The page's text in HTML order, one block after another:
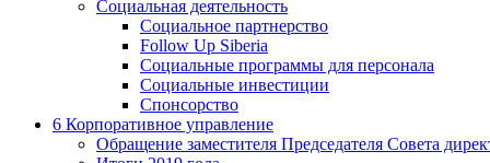
Социальная деятельность
Социальное партнерство
Follow Up Siberia
Социальные программы для персонала
Социальные инвестиции
Спонсорство
6 Корпоративное управление
Обращение заместителя Председателя Совета